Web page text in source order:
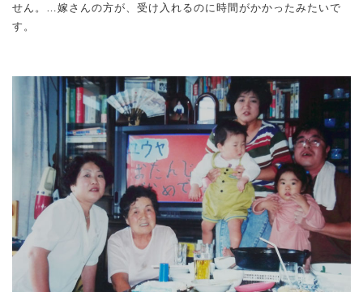
せん。…嫁さんの方が、受け入れるのに時間がかかったみたいで
す。